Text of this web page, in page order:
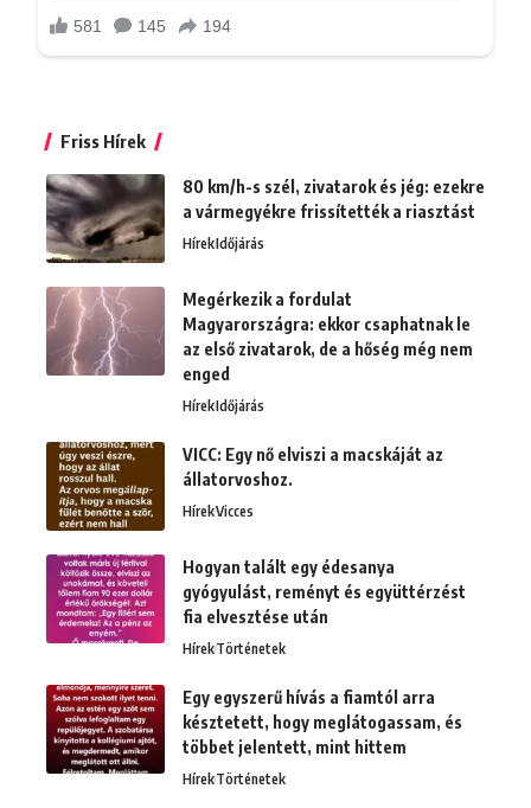
Friss Hírek
80 km/h-s szél, zivatarok és jég: ezekre
a vármegyékre frissítették a riasztást
HírekIdőjárás
Megérkezik a fordulat
Magyarországra: ekkor csaphatnak le
az első zivatarok, de a hőség még nem
enged
HírekIdőjárás
VICC: Egy nő elviszi a macskáját az
állatorvoshoz.
HírekVicces
Hogyan talált egy édesanya
gyógyulást, reményt és együttérzést
fia elvesztése után
HírekTörténetek
Egy egyszerű hívás a fiamtól arra
késztetett, hogy meglátogassam, és
többet jelentett, mint hittem
HírekTörténetek